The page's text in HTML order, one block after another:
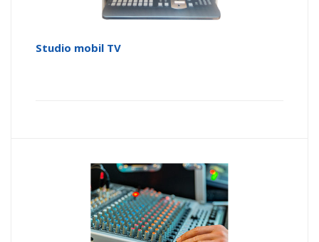
Studio mobil TV